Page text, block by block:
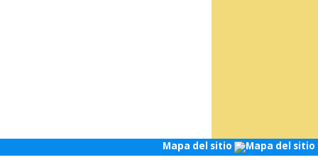
Mapa del sitio